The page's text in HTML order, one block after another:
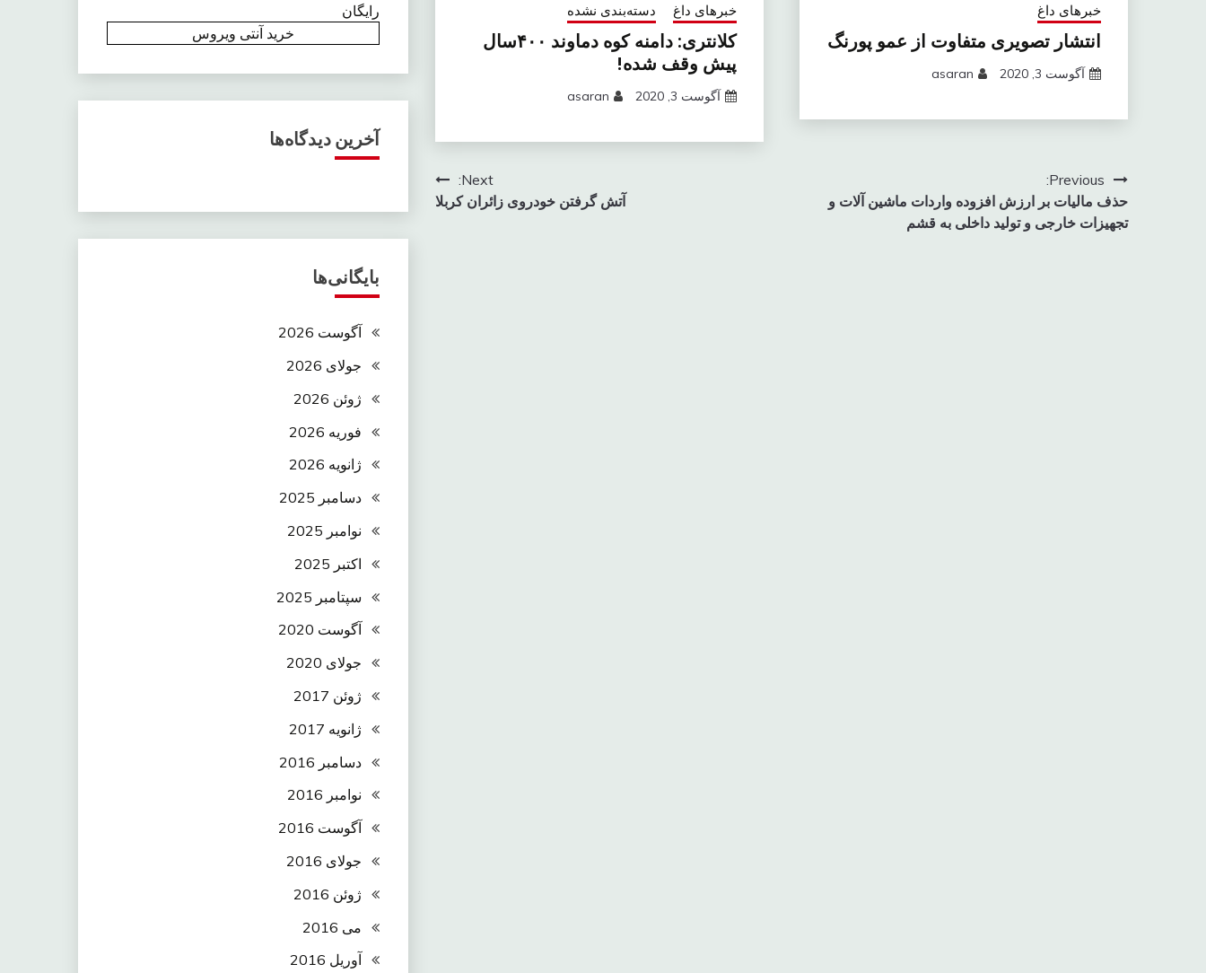
خبرهای داغ
انتشار تصویری متفاوت از عمو پورنگ
آگوست 3, 2020 asaran
خبرهای داغ دسته‌بندی نشده
کلانتری: دامنه کوه دماوند ۴۰۰سال
پیش وقف شده!
آگوست 3, 2020 asaran
راهبری
نوشته
Previous:
حذف مالیات بر ارزش افزوده واردات ماشین آلات و
تجهیزات خارجی و تولید داخلی به قشم
Next:
آتش گرفتن خودروی زائران کربلا
رایگان
خرید آنتی ویروس
آخرین دیدگاه‌ها
بایگانی‌ها
آگوست 2026
جولای 2026
ژوئن 2026
فوریه 2026
ژانویه 2026
دسامبر 2025
نوامبر 2025
اکتبر 2025
سپتامبر 2025
آگوست 2020
جولای 2020
ژوئن 2017
ژانویه 2017
دسامبر 2016
نوامبر 2016
آگوست 2016
جولای 2016
ژوئن 2016
می 2016
آوریل 2016